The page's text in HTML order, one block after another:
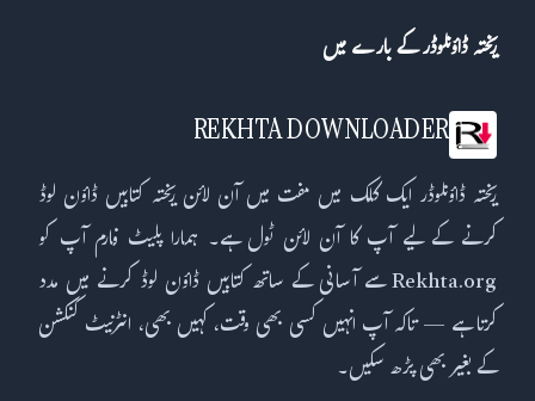
ریختہ ڈاؤنلوڈر کے بارے میں
REKHTA DOWNLOADER
ریختہ ڈاؤنلوڈر ایک کلک میں مفت میں آن لائن ریختہ کتابیں ڈاؤن لوڈ
کرنے کے لیے آپ کا آن لائن ٹول ہے۔ ہمارا پلیٹ فارم آپ کو
Rekhta.org سے آسانی کے ساتھ کتابیں ڈاؤن لوڈ کرنے میں مدد
کرتا ہے — تاکہ آپ انہیں کسی بھی وقت، کہیں بھی، انٹرنیٹ کنکشن
کے بغیر بھی پڑھ سکیں۔